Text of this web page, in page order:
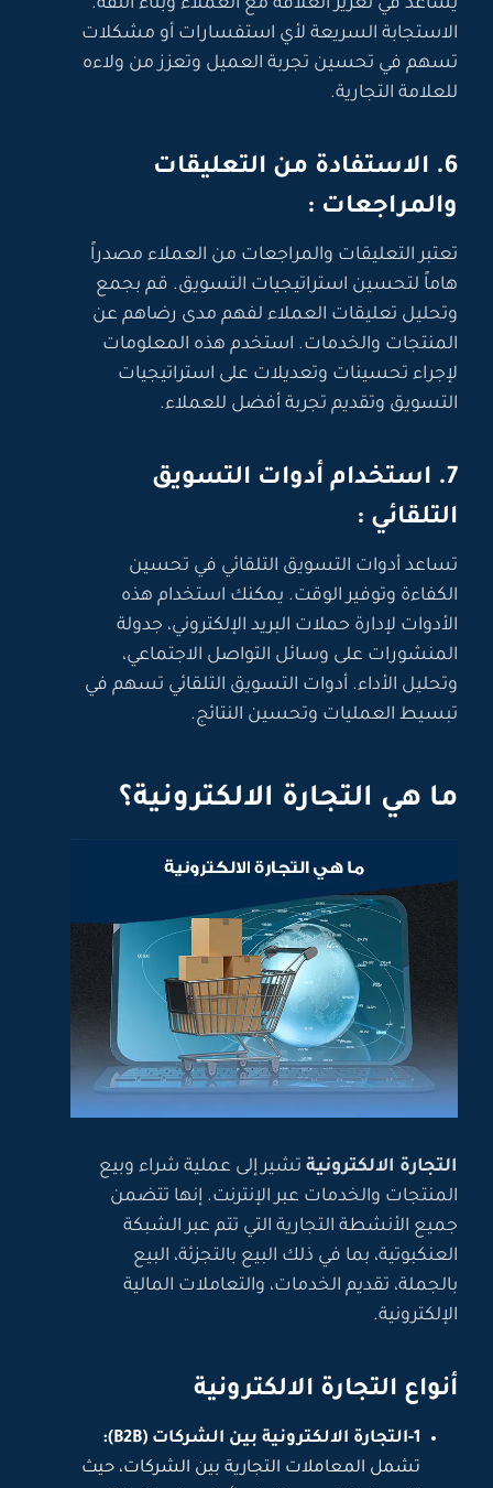
يساعد في تعزيز العلاقة مع العملاء وبناء الثقة.
الاستجابة السريعة لأي استفسارات أو مشكلات
تسهم في تحسين تجربة العميل وتعزز من ولاءه
للعلامة التجارية.
6. الاستفادة من التعليقات
والمراجعات :
تعتبر التعليقات والمراجعات من العملاء مصدراً
هاماً لتحسين استراتيجيات التسويق. قم بجمع
وتحليل تعليقات العملاء لفهم مدى رضاهم عن
المنتجات والخدمات. استخدم هذه المعلومات
لإجراء تحسينات وتعديلات على استراتيجيات
التسويق وتقديم تجربة أفضل للعملاء.
7. استخدام أدوات التسويق
التلقائي :
تساعد أدوات التسويق التلقائي في تحسين
الكفاءة وتوفير الوقت. يمكنك استخدام هذه
الأدوات لإدارة حملات البريد الإلكتروني، جدولة
المنشورات على وسائل التواصل الاجتماعي،
وتحليل الأداء. أدوات التسويق التلقائي تسهم في
تبسيط العمليات وتحسين النتائج.
ما هي التجارة الالكترونية؟
التجارة الالكترونية تشير إلى عملية شراء وبيع
المنتجات والخدمات عبر الإنترنت. إنها تتضمن
جميع الأنشطة التجارية التي تتم عبر الشبكة
العنكبوتية، بما في ذلك البيع بالتجزئة، البيع
بالجملة، تقديم الخدمات، والتعاملات المالية
الإلكترونية.
أنواع التجارة الالكترونية
1-التجارة الالكترونية بين الشركات (B2B):
تشمل المعاملات التجارية بين الشركات، حيث